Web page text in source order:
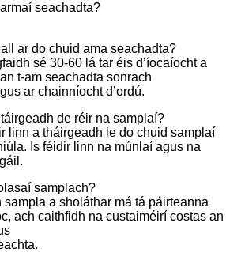
seachadta?
ar do chuid ama seachadta?
sé 30-60 lá tar éis d’íocaíocht a
t-am seachadta sonrach
ar chainníocht d’ordú.
de réir na samplaí?
linn a tháirgeadh le do chuid samplaí
Is féidir linn na múnlaí agus na
samplach?
sampla a sholáthar má tá páirteanna
ach caithfidh na custaiméirí costas an